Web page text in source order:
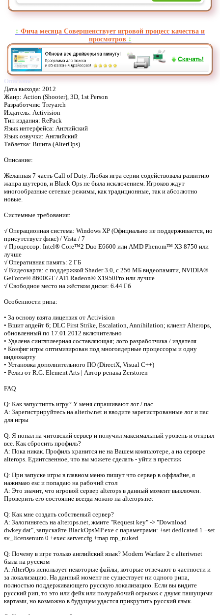
Предлагаем скачать
of Duty: AlterOps (2012)
↕️ Фича месяца Совершенствует игровой процесс качества и
просмотров ↕️
Описание:
Дата выхода: 2012
Жанр: Action (Shooter), 3D, 1st Person
Разработчик: Treyarch
Издатель: Activision
Тип издания: RePack
Язык интерфейса: Английский
Язык озвучки: Английский
Таблетка: Вшита (AlterOps)
Описание:
Желанная 7 часть Call of Duty. Любая игра серии содействовала развитию
жанра шутеров, и Black Ops не была исключением. Игроков ждут
многообразные сетевые режимы, как традиционные, так и абсолютно
новые.
Системные требования:
√ Операционная система: Windows XP (Официально не поддерживается, но
присутствует фикс) / Vista / 7
√ Процессор: Intel® Core™2 Duo E6600 или AMD Phenom™ X3 8750 или
лучше
√ Оперативная память: 2 ГБ
√ Видеокарта: с поддержкой Shader 3.0, с 256 МБ видеопамяти, NVIDIA®
GeForce® 8600GT / ATI Radeon® X1950Pro или лучше
√ Свободное место на жёстком диске: 6.44 Гб
Особенности рипа:
• За основу взята лицензия от Activision
• Вшит апдейт 6; DLC First Strike, Escalation, Annihilation; клиент Alterops,
обновленный по 17.01.2012 включительно
• Удалена синглплеерная составляющая; лого разработчика / издателя
• Конфиг игры оптимизирован под многоядерные процессоры и одну
видеокарту
• Установка дополнительного ПО (DirectX, Visual C++)
• Релиз от R.G. Element Arts | Автор репака Zerstoren
FAQ
Q: Как запустипть игру? У меня спрашивают лог / пас
A: Зарегистрируйтесь на alteriw.net и вводите зарегистрованные лог и пас
для игры
Q: Я попал на читовский сервер и получил максимальный уровень и открыл
все. Как сбросить профиль?
A: Пока никак. Профиль хранится не на Вашем компьютере, а на сервере
alterops. Единтсвенное, что вы можете сделать - уйти в престиж
Q: При запуске игры в главном меню пишут что сервер в оффлайне, я
нажимаю esc и попадаю на рабочий стол
A: Это значит, что игровой сервер alterops в данный момент выключен.
Проверить его состояние всегда можно на alterops.net
Q: Как мне создать собственый сервер?
A: Залогиньтесь на alterops.net, жмите "Request key" -> "Download
dwkey.dat", запускайте BlackOpsMP.exe с параметрами: +set dedicated 1 +set
sv_licensenum 0 +exec server.cfg +map mp_nuked
Q: Почему в игре только английский язык? Modern Warfare 2 с alteriwnet
была на русском
A: AlterOps использует некоторые файлы, которые отвечают в частности и
за локализацию. На данный момент не существует ни одного рипа,
полностью поддерживающего русскую локализацию. Если вы видите
русский рип, то это или фейк или полурабочий огрызок с двумя пашущими
картами, но возможно в будущем удастся прикрутить русский язык.